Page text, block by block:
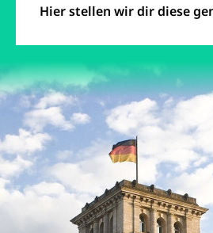
Hier stellen wir dir diese